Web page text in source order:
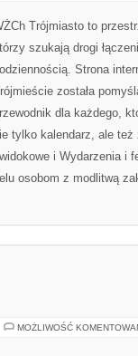
Trójmiasto to
szukają drogi
Strona
została
dla każdego,
tylko kalendarz, ale
i Wydarzenia i
osobom z modlitwą
MOŻLIWOŚĆ